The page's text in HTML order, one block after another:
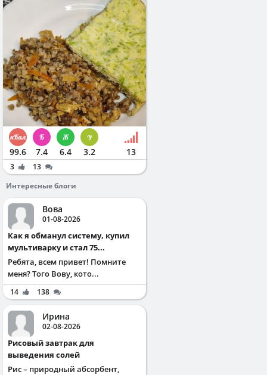
99.6 7.4 6.4 3.2 13
3
13
Интересные блоги
Вова
01-08-2026
Как я обманул систему, купил
мультиварку и стал 75...
Ребята, всем привет! Помните
меня? Того Вову, кото...
14 138
Ирина
02-08-2026
Рисовый завтрак для
выведения солей
Рис – природный абсорбент,